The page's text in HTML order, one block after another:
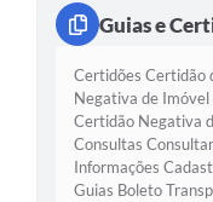
Guias e
Certidões Certidão
Negativa de Imóvel
Certidão Negativa
Consultas
Informações
Guias Boleto